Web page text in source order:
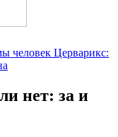
человек Церварикс:
нет: за и